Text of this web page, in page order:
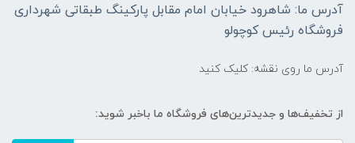
آدرس ما: شاهرود خیابان امام مقابل پارکینگ طبقاتی شهرداری
فروشگاه رئیس کوچولو
آدرس ما روی نقشه: کلیک کنید
از تخفیف‌ها و جدیدترین‌های فروشگاه ما باخبر شوید: